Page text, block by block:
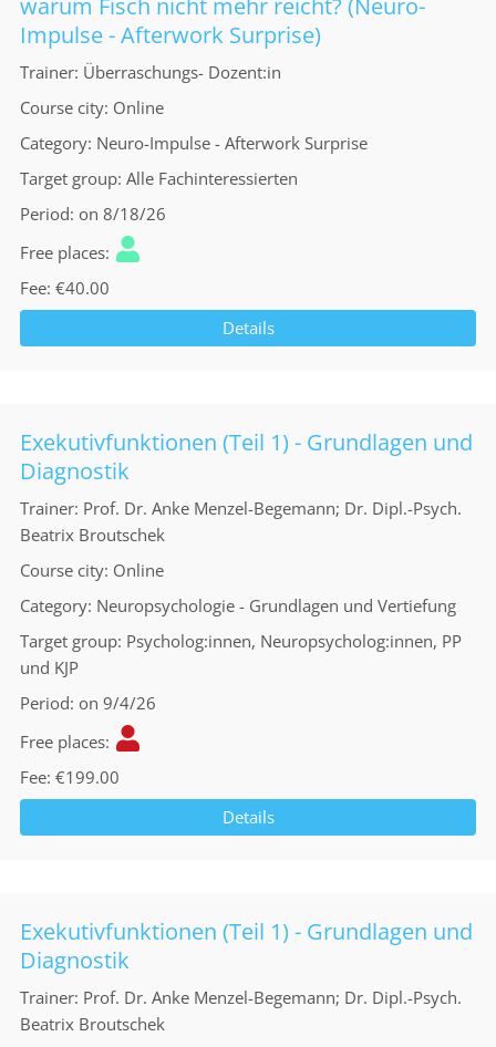
warum Fisch nicht mehr reicht? (Neuro-
Impulse - Afterwork Surprise)
Trainer Überraschungs- Dozent:in
Course city Online
Category Neuro-Impulse - Afterwork Surprise
Target group Alle Fachinteressierten
Period on 8/18/26
Free places
Fee €40.00
Details
Exekutivfunktionen (Teil 1) - Grundlagen und
Diagnostik
Trainer Prof. Dr. Anke Menzel-Begemann; Dr. Dipl.-Psych.
Beatrix Broutschek
Course city Online
Category Neuropsychologie - Grundlagen und Vertiefung
Target group Psycholog:innen, Neuropsycholog:innen, PP
und KJP
Period on 9/4/26
Free places
Fee €199.00
Details
Exekutivfunktionen (Teil 1) - Grundlagen und
Diagnostik
Trainer Prof. Dr. Anke Menzel-Begemann; Dr. Dipl.-Psych.
Beatrix Broutschek